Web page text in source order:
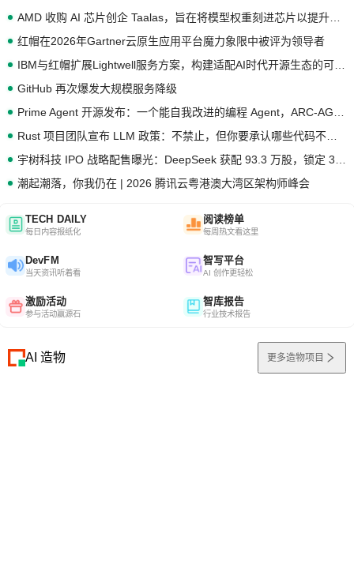
红帽在2026年Gartner云原生应用平台魔力象限中被评为领导者
GitHub 再次爆发大规模服务降级
潮起潮落，你我仍在 | 2026 腾讯云粤港澳大湾区架构师峰会
TECH DAILY
每日内容报纸化
阅读榜单
每周热文看这里
DevFM
当天资讯听着看
智写平台
AI 创作更轻松
激励活动
参与活动赢源石
智库报告
行业技术报告
AI 造物 更多造物项目